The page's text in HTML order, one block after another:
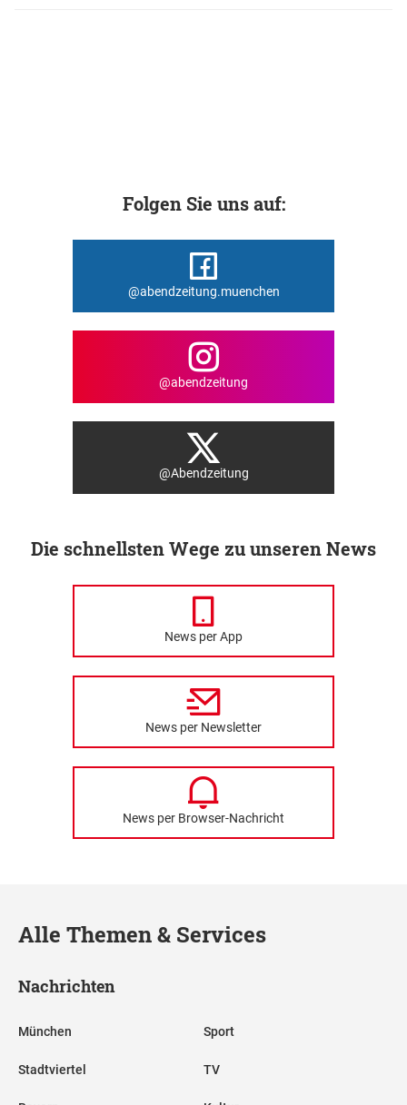
Folgen Sie uns auf:
@abendzeitung.muenchen
@abendzeitung
@Abendzeitung
Die schnellsten Wege zu unseren News
News per App
News per Newsletter
News per Browser-Nachricht
Alle Themen & Services
Nachrichten
München
Stadtviertel
Sport
TV